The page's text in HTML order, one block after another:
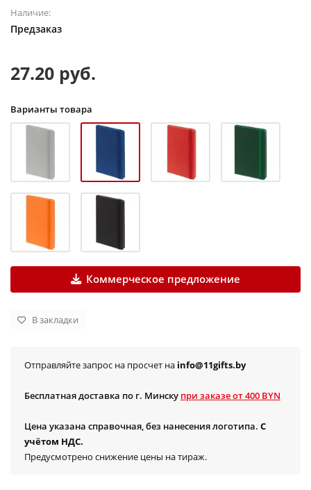
Наличие:
Предзаказ
27.20 руб.
Варианты товара
Коммерческое предложение
В закладки
Отправляйте запрос на просчет на info@11gifts.by
Бесплатная доставка по г. Минску при заказе от 400 BYN
Цена указана справочная, без нанесения логотипа. С
учётом НДС.
Предусмотрено снижение цены на тираж.